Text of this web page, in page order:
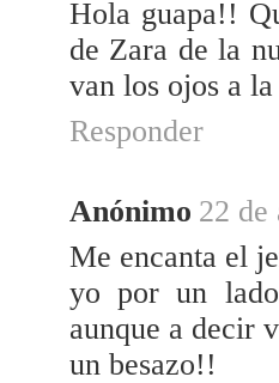
Hola guapa!!
de Zara de la
van los ojos a
Responder
Anónimo 22 de
Me encanta el
yo por un
aunque a decir
un besazo!!